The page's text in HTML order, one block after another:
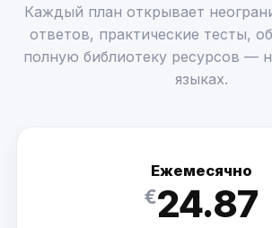
Каждый план открывает
ответов, практические тесты,
полную библиотеку ресурсов —
языках.
Ежемесячно
€24.87